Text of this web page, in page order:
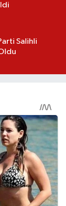
Salihli